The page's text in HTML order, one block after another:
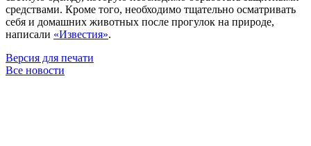
средствами. Кроме того, необходимо тщательно осматривать
себя и домашних животных после прогулок на природе,
написали «Известия».
Версия для печати
Все новости